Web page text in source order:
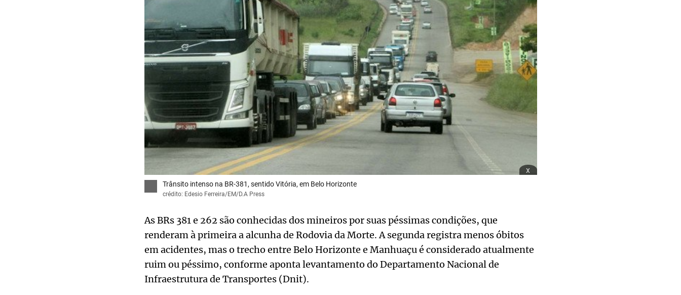
x
Trânsito intenso na BR-381, sentido Vitória, em Belo Horizonte
crédito: Edesio Ferreira/EM/D.A Press
As BRs 381 e 262 são conhecidas dos mineiros por suas péssimas condições, que
renderam à primeira a alcunha de Rodovia da Morte. A segunda registra menos óbitos
em acidentes, mas o trecho entre Belo Horizonte e Manhuaçu é considerado atualmente
ruim ou péssimo, conforme aponta levantamento do Departamento Nacional de
Infraestrutura de Transportes (Dnit).